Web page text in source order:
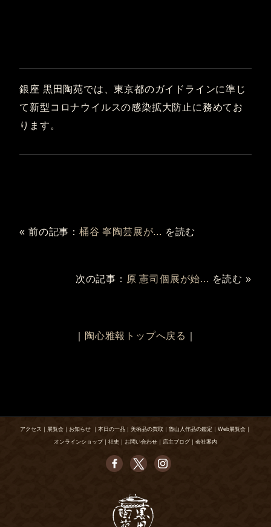
銀座 黒田陶苑では、東京都のガイドラインに準じ
て新型コロナウイルスの感染拡大防止に務めてお
ります。
« 前の記事：桶谷 寧陶芸展が... を読む
次の記事： 原 憲司個展が始... を読む »
陶心雅報トップへ戻る
アクセス ｜ 展覧会 ｜ お知らせ ｜ 本日の一品 ｜ 美術品の買取 ｜ 魯山人作品の鑑定 ｜ Web展覧会 ｜
オンラインショップ｜ 社史 ｜ お問い合わせ ｜ 店主ブログ ｜ 会社案内